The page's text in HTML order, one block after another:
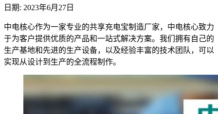
日期: 2023年6月27日
中电核心作为一家专业的共享充电宝制造厂家，中电核心致力
于为客户提供优质的产品和一站式解决方案。我们拥有自己的
生产基地和先进的生产设备，以及经验丰富的技术团队，可以
实现从设计到生产的全流程制作。